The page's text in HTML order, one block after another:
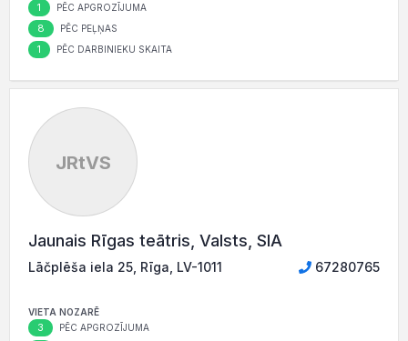
1 PĒC APGROZĪJUMA
8 PĒC PEĻŅAS
1 PĒC DARBINIEKU SKAITA
JRtVS
Jaunais Rīgas teātris, Valsts, SIA
Lāčplēša iela 25, Rīga, LV-1011 67280765
VIETA NOZARĒ
3 PĒC APGROZĪJUMA